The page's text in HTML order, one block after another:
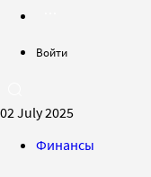
Войти
02 July 2025
Финансы